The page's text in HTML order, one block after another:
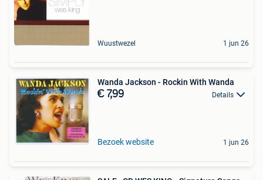
Wuustwezel 1 jun 26
Wanda Jackson - Rockin With Wanda
€ 7,99 Details
Bezoek website 1 jun 26